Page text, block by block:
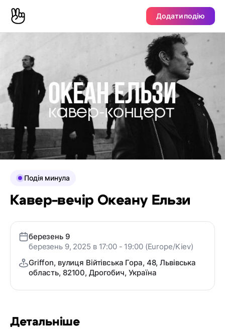
Додати подію
Детальніше
Подія минула
Кавер-вечір Океану Ельзи
березень 9
березень 9, 2025 в 17:00 - 19:00 (Europe/Kiev)
Griffon, вулиця Війтівська Гора, 48, Львівська
область, 82100, Дрогобич, Україна